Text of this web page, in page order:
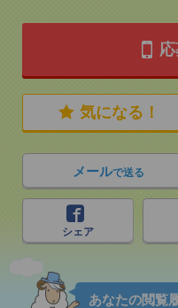
気になる！
メールで送る
シェア
あなたの閲覧